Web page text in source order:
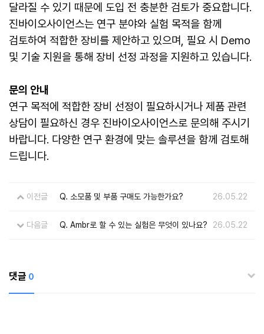
달라질 수 있기 때문에 도입 전 충분한 검토가 중요합니다.
진바이오사이언스는 연구 분야와 실험 목적을 함께
검토하여 적합한 장비를 제안하고 있으며, 필요 시 Demo
및 기술 지원을 통해 장비 선정 과정을 지원하고 있습니다.
문의 안내
연구 목적에 적합한 장비 선정이 필요하시거나 제품 관련
상담이 필요하신 경우 진바이오사이언스로 문의해 주시기
바랍니다. 다양한 연구 환경에 맞는 솔루션을 함께 검토해
드립니다.
이전글 Q. 소모품 및 부품 구매도 가능한가요? 26.05.22
다음글 Q. Ambr로 할 수 있는 실험은 무엇이 있나요? 26.05.22
댓글 0